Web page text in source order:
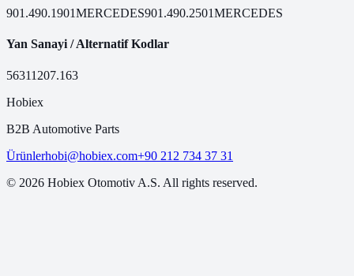
901.490.1901MERCEDES901.490.2501MERCEDES
Yan Sanayi / Alternatif Kodlar
56311 207.163
Hobiex
B2B Automotive Parts
Ürünlerhobi@hobiex.com+90 212 734 37 31
© 2026 Hobiex Otomotiv A.S. All rights reserved.